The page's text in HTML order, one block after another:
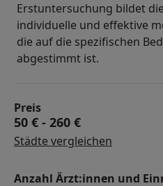
Erstuntersuchung bildet
individuelle und effektive
die auf die spezifischen
abgestimmt ist.
Preis
50 € - 260 €
Städte vergleichen
Anzahl Ärzt:innen und